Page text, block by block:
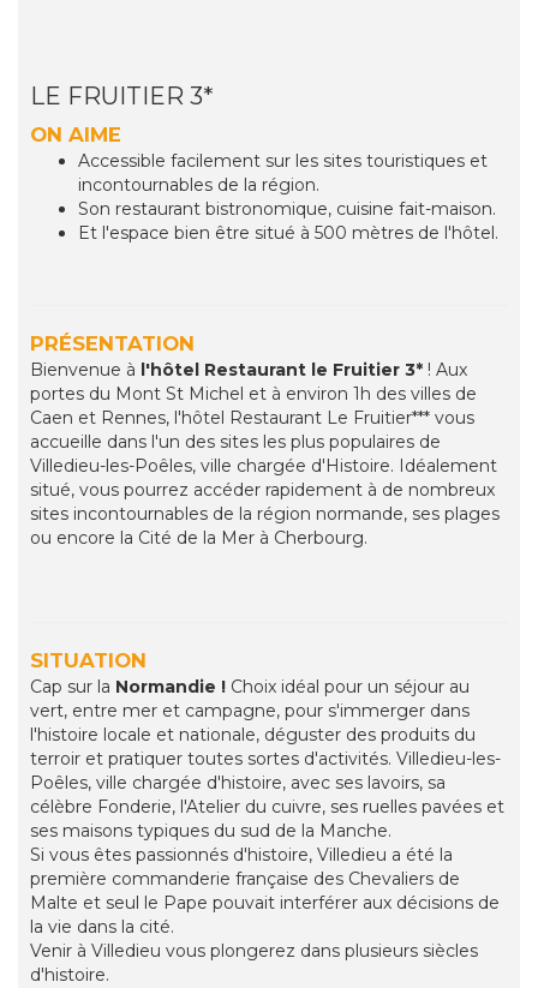
LE FRUITIER 3*
ON AIME
Accessible facilement sur les sites touristiques et
incontournables de la région.
Son restaurant bistronomique, cuisine fait-maison.
Et l'espace bien être situé à 500 mètres de l'hôtel.
PRÉSENTATION
Bienvenue à l'hôtel Restaurant le Fruitier 3* ! Aux
portes du Mont St Michel et à environ 1h des villes de
Caen et Rennes, l'hôtel Restaurant Le Fruitier*** vous
accueille dans l'un des sites les plus populaires de
Villedieu-les-Poêles, ville chargée d'Histoire. Idéalement
situé, vous pourrez accéder rapidement à de nombreux
sites incontournables de la région normande, ses plages
ou encore la Cité de la Mer à Cherbourg.
SITUATION
Cap sur la Normandie ! Choix idéal pour un séjour au
vert, entre mer et campagne, pour s'immerger dans
l'histoire locale et nationale, déguster des produits du
terroir et pratiquer toutes sortes d'activités. Villedieu-les-
Poêles, ville chargée d'histoire, avec ses lavoirs, sa
célèbre Fonderie, l'Atelier du cuivre, ses ruelles pavées et
ses maisons typiques du sud de la Manche.
Si vous êtes passionnés d'histoire, Villedieu a été la
première commanderie française des Chevaliers de
Malte et seul le Pape pouvait interférer aux décisions de
la vie dans la cité.
Venir à Villedieu vous plongerez dans plusieurs siècles
d'histoire.